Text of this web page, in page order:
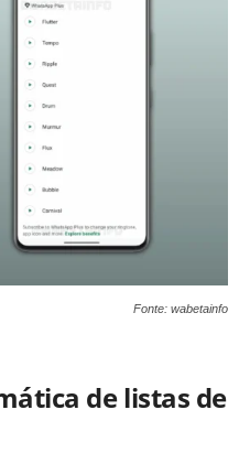
Fonte: wabetainfo
de listas de